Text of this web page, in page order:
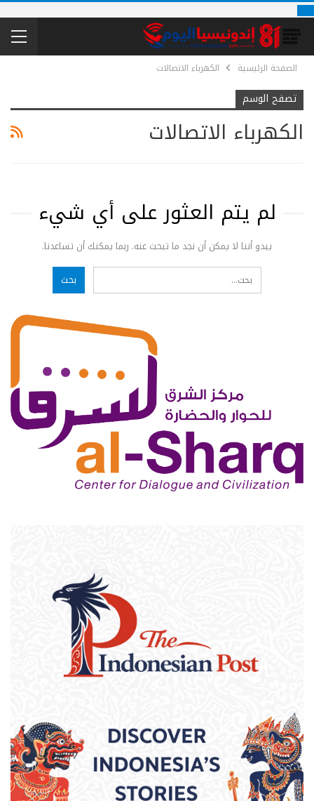
الصفحة الرئيسية الكهرباء الاتصالات
تصفح الوسم
الكهرباء الاتصالات
لم يتم العثور على أي شيء
يبدو أننا لا يمكن أن نجد ما تبحث عنه. ربما يمكنك أن تساعدنا.